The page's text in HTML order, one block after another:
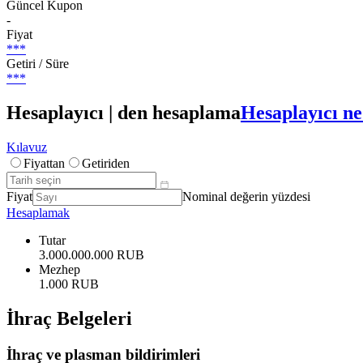
Güncel Kupon
-
Fiyat
***
Getiri / Süre
***
Hesaplayıcı | den hesaplamaHesaplayıcı
Kılavuz
Fiyattan
Getiriden
Fiyat
Nominal değerin yüzdesi
Hesaplamak
Tutar
3.000.000.000 RUB
Mezhep
1.000 RUB
İhraç Belgeleri
İhraç ve plasman bildirimleri